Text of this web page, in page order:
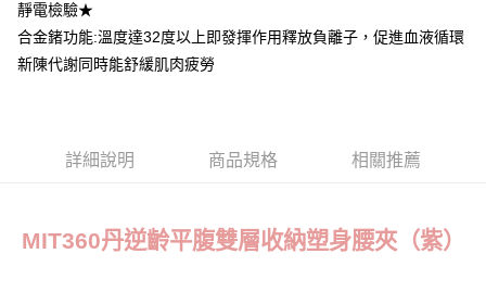
運送方式
全家取貨付款
每筆NT$70，滿NT$799(含以上)免運費
每筆NT$70，滿NT$799(含以上)免運費
靜電檢驗★
合金鍺功能:溫度達32度以上即發揮作用釋放負離子，促進血液循環
新陳代謝同時能舒緩肌肉疲勞
詳細說明 商品規格 相關推薦
MIT360丹逆齡平腹雙層收納塑身腰夾（紫）